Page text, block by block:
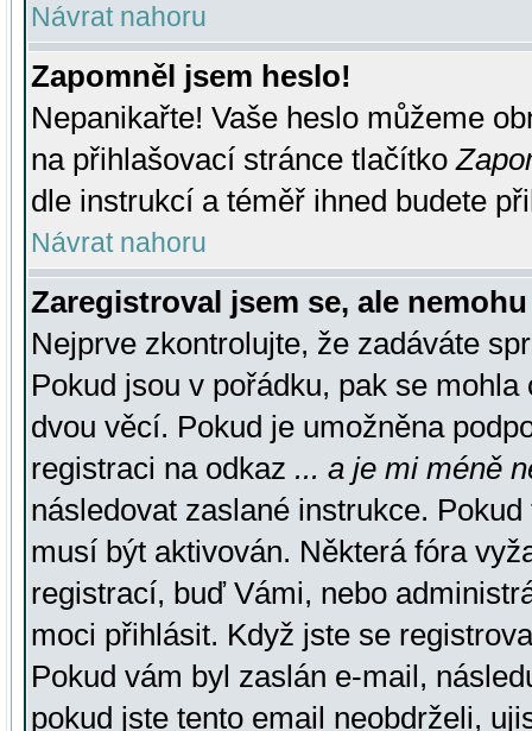
Návrat nahoru
Zapomněl jsem heslo!
Nepanikařte! Vaše heslo můžeme
na přihlašovací stránce tlačítko
dle instrukcí a téměř ihned budete
Návrat nahoru
Zaregistroval jsem se, ale
Nejprve zkontrolujte, že zadáváte
Pokud jsou v pořádku, pak se
dvou věcí. Pokud je umožněna
registraci na odkaz ... a je mi méně
následovat zaslané instrukce.
musí být aktivován. Některá fóra
registrací, buď Vámi, nebo
moci přihlásit. Když jste se
Pokud vám byl zaslán e-mail,
pokud jste tento email neobdrželi,